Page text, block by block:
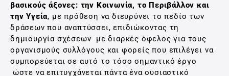
βασικούς άξονες: την Κοινωνία, το Περιβάλλον και
την Υγεία, με πρόθεση να διευρύνει το πεδίο των
δράσεων που αναπτύσσει, επιδιώκοντας τη
δημιουργία σχέσεων με διαρκές όφελος για τους
οργανισμούς συλλόγους και φορείς που επιλέγει να
συμπορεύεται σε αυτό το τόσο σημαντικό έργο
ώστε να επιτυγχάνεται πάντα ένα ουσιαστικό